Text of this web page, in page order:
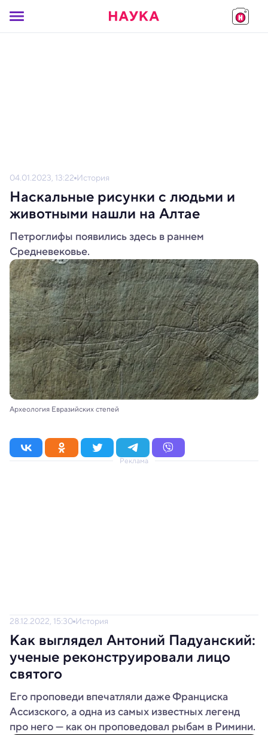
04.01.2023, 13:22 История
Наскальные рисунки с людьми и
животными нашли на Алтае
Петроглифы появились здесь в раннем
Средневековье.
Археология Евразийских степей
Реклама
28.12.2022, 15:30 История
Как выглядел Антоний Падуанский:
ученые реконструировали лицо
святого
Его проповеди впечатляли даже Франциска
Ассизского, а одна из самых известных легенд
про него — как он проповедовал рыбам в Римини.